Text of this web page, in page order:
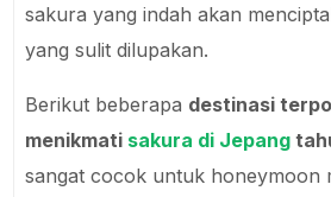
sakura yang indah akan
yang sulit dilupakan.
Berikut beberapa destinasi
menikmati sakura di Jepang
sangat cocok untuk honeymoon